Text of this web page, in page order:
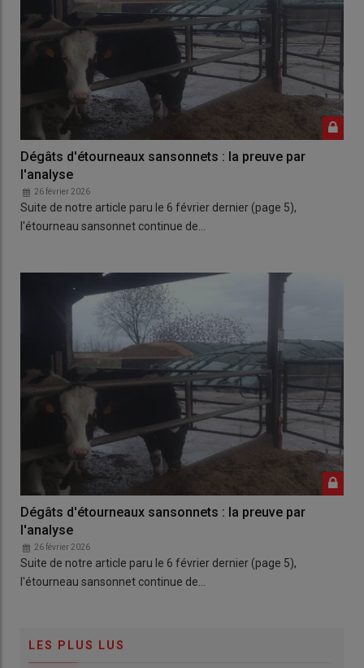
Dégâts d'étourneaux sansonnets : la preuve par
l'analyse
26 février 2026
Suite de notre article paru le 6 février dernier (page 5),
l'étourneau sansonnet continue de…
Dégâts d'étourneaux sansonnets : la preuve par
l'analyse
26 février 2026
Suite de notre article paru le 6 février dernier (page 5),
l'étourneau sansonnet continue de…
LES PLUS LUS